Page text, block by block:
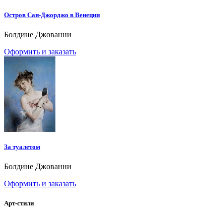
Остров Сан-Джорджо в Венеции
Болдине Джованни
Оформить и заказать
За туалетом
Болдине Джованни
Оформить и заказать
Арт-стили